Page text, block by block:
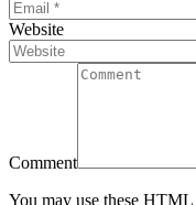
Website
Comment
You may use these HTML